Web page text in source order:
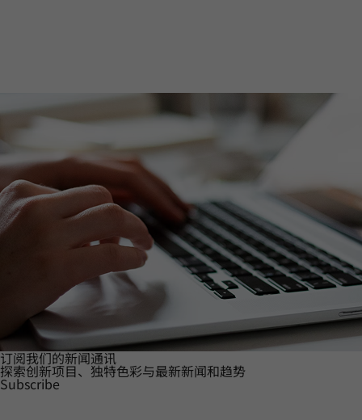
订阅我们的新闻通讯
探索创新项目、独特色彩与最新新闻和趋势
Subscribe